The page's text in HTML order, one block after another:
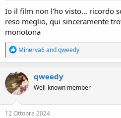
Io il film non l'ho visto... ricordo
reso meglio, qui sinceramente
monotona
R
e
a
c
t
i
o
n
s
Minerva6andqweedy
qweedy
Well-known member
12 Ottobre 2024